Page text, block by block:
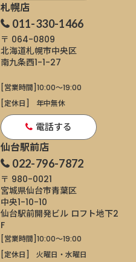
札幌店
011-330-1466
〒 064-0809
北海道札幌市中央区
南九条西1-1-27
[営業時間]10:00～19:00
[定休日]
年中無休
電話する
仙台駅前店
022-796-7872
〒 980-0021
宮城県仙台市青葉区
中央1-10-10
仙台駅前開発ビル ロフト地下2
F
[営業時間]10:00～19:00
[定休日]
火曜日・水曜日